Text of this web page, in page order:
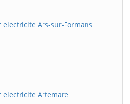
electricite Ars-sur-Formans
electricite Artemare